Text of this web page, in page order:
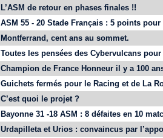
L’ASM de retour en phases finales !!
ASM 55 - 20 Stade Français : 5 points pour
Montferrand, cent ans au sommet.
Toutes les pensées des Cybervulcans
Champion de France Honneur il y a 100
Guichets fermés pour le Racing et de La
C’est quoi le projet ?
Bayonne 31 -18 ASM : 8 défaites en 10
Urdapilleta et Urios : convaincus par